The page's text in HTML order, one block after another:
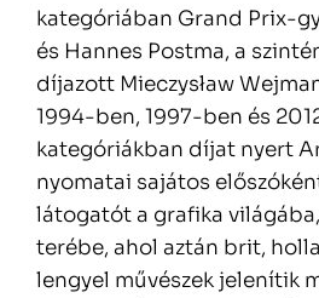
kategóriában Grand Prix-
és Hannes Postma, a
díjazott Mieczysław
1994-ben, 1997-ben és
kategóriákban díjat nyert
nyomatai sajátos
látogatót a grafika
terébe, ahol aztán brit,
lengyel művészek jelenítik